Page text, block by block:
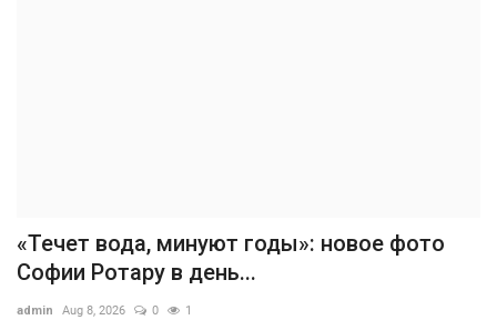
«Течет вода, минуют годы»: новое фото
Софии Ротару в день...
admin Aug 8, 2026 0 1